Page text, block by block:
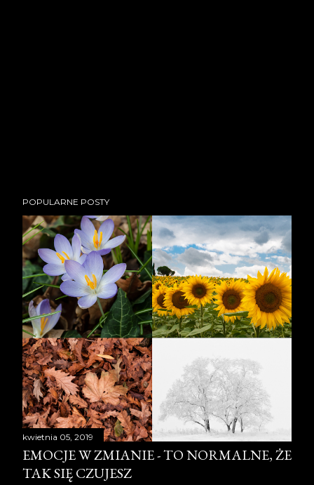
POPULARNE POSTY
kwietnia 05, 2019
EMOCJE W ZMIANIE - TO NORMALNE, ŻE
TAK SIĘ CZUJESZ